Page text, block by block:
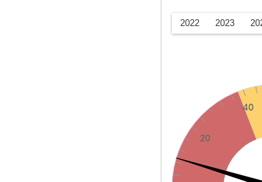
2022 2023
20
40